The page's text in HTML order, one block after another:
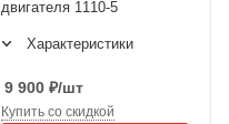
двигателя 1110-5
Характеристики
9 900 ₽/шт
Купить со скидкой